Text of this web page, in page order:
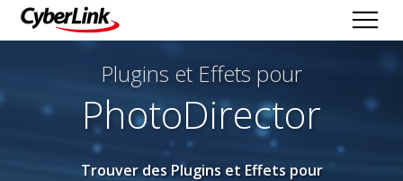
Plugins et Effets pour
PhotoDirector
Trouver des Plugins et Effets pour